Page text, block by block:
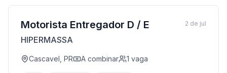
Motorista Entregador D / E
HIPERMASSA
Cascavel, PR A combinar 1 vaga
2 de jul